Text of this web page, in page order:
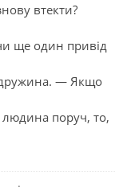
втекти?
ще один привід
— Якщо
людина поруч, то,